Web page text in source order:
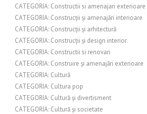
CATEGORIA: Constructii si amenajari exterioare
CATEGORIA: Construcții și amenajări interioare
CATEGORIA: Construcții și arhitectură
CATEGORIA: Construcții și design interior
CATEGORIA: Constructii si renovari
CATEGORIA: Construire și amenajări exterioare
CATEGORIA: Cultură
CATEGORIA: Cultura pop
CATEGORIA: Cultură și divertisment
CATEGORIA: Cultură și societate